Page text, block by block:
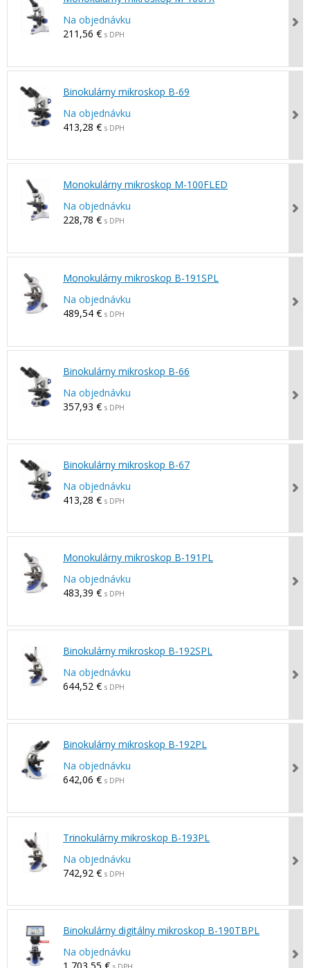
Na objednávku
211,56 € s DPH
Binokulárny mikroskop B-69
Na objednávku
413,28 € s DPH
Monokulárny mikroskop M-100FLED
Na objednávku
228,78 € s DPH
Monokulárny mikroskop B-191SPL
Na objednávku
489,54 € s DPH
Binokulárny mikroskop B-66
Na objednávku
357,93 € s DPH
Binokulárny mikroskop B-67
Na objednávku
413,28 € s DPH
Monokulárny mikroskop B-191PL
Na objednávku
483,39 € s DPH
Binokulárny mikroskop B-192SPL
Na objednávku
644,52 € s DPH
Binokulárny mikroskop B-192PL
Na objednávku
642,06 € s DPH
Trinokulárny mikroskop B-193PL
Na objednávku
742,92 € s DPH
Binokulárny digitálny mikroskop B-190TBPL
Na objednávku